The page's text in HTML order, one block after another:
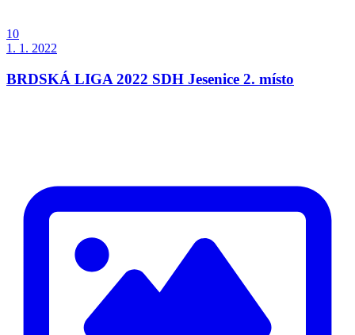
10
1. 1. 2022
BRDSKÁ LIGA 2022 SDH Jesenice 2. místo